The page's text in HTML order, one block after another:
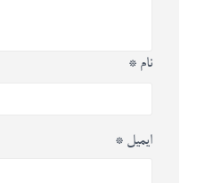
نام *
ایمیل *